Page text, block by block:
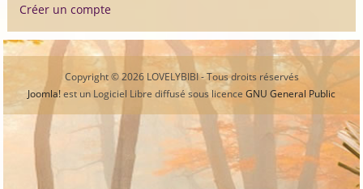
Créer un compte
Copyright © 2026 LOVELYBIBI - Tous droits réservés
Joomla!est un Logiciel Libre diffusé sous licence GNU General Public